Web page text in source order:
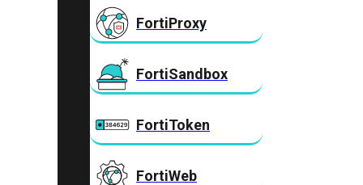
FortiProxy
FortiSandbox
FortiToken
FortiWeb